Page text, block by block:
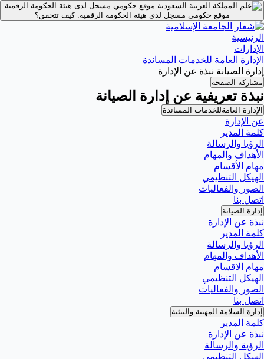
موقع حكومي مسجل لدى هيئة الحكومة الرقمية.
موقع حكومي مسجل لدى هيئة الحكومة الرقمية.كيف تتحقق؟
الرئيسية
الإدارات
الإدارة العامة للخدمات المساندة
إدارة الصيانة نبذة عن الإدارة
مشاركة الصفحة
نبذة تعريفية عن إدارة الصيانة
الإدارة العامةللخدمات المساندة
عن الإدارة
كلمة المدير
الرؤيا والرسالة
الأهداف والمهام
مهام الأقسام
الهيكل التنظيمي
الصور والفعاليات
اتصل بنا
إدارة الصيانة
نبذة عن الإدارة
كلمة المدير
الرؤيا والرسالة
الأهداف والمهام
مهام الاقسام
الهيكل التنظيمي
الصور والفعاليات
اتصل بنا
إدارة السلامة المهنية والبيئية
كلمة المدير
نبذة عن الإدارة
الرؤية والرسالة
الهيكل التنظيمي